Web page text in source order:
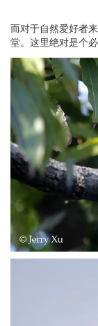
而对于自然爱好者
堂。这里绝对是个